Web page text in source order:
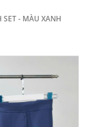
SET - MÀU XANH